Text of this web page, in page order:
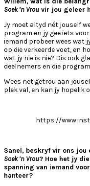
Soek ’n Vrou vir jou geleer
Jy moet altyd nét jouself
program en jy gee iets
iemand probeer wees wat
op die verkeerde voet, en
wat jy nie is nie? Dis ook
deelnemers en die
Wees net getrou aan
plek val, en kan jy hopelik
https://
Sanel, beskryf vir ons jou
Soek ’n Vrou? Hoe het jy
spanning van iemand
hanteer?